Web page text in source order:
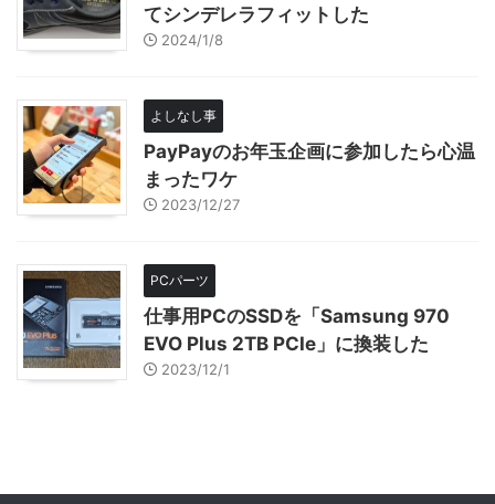
てシンデレラフィットした
2024/1/8
よしなし事
PayPayのお年玉企画に参加したら心温
まったワケ
2023/12/27
PCパーツ
仕事用PCのSSDを「Samsung 970
EVO Plus 2TB PCIe」に換装した
2023/12/1